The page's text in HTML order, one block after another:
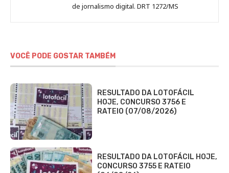
de jornalismo digital. DRT 1272/MS
VOCÊ PODE GOSTAR TAMBÉM
RESULTADO DA LOTOFÁCIL
HOJE, CONCURSO 3756 E
RATEIO (07/08/2026)
RESULTADO DA LOTOFÁCIL HOJE,
CONCURSO 3755 E RATEIO